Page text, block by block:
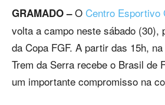
GRAMADO –O Centro Esportivo
volta a campo neste sábado (30),
da Copa FGF. A partir das 15h,
Trem da Serra recebe o Brasil de
um importante compromisso na